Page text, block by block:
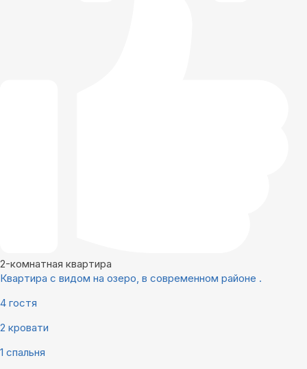
2-комнатная квартира
Квартира с видом на озеро, в современном районе .
4 гостя
2 кровати
1 спальня